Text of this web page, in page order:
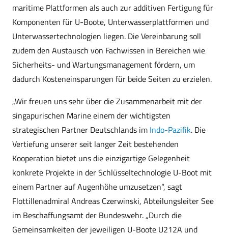
maritime Plattformen als auch zur additiven Fertigung für
Komponenten für U-Boote, Unterwasserplattformen und
Unterwassertechnologien liegen. Die Vereinbarung soll
zudem den Austausch von Fachwissen in Bereichen wie
Sicherheits- und Wartungsmanagement fördern, um
dadurch Kosteneinsparungen für beide Seiten zu erzielen.
„Wir freuen uns sehr über die Zusammenarbeit mit der
singapurischen Marine einem der wichtigsten
strategischen Partner Deutschlands im Indo-Pazifik. Die
Vertiefung unserer seit langer Zeit bestehenden
Kooperation bietet uns die einzigartige Gelegenheit
konkrete Projekte in der Schlüsseltechnologie U-Boot mit
einem Partner auf Augenhöhe umzusetzen“, sagt
Flottillenadmiral Andreas Czerwinski, Abteilungsleiter See
im Beschaffungsamt der Bundeswehr. „Durch die
Gemeinsamkeiten der jeweiligen U-Boote U212A und